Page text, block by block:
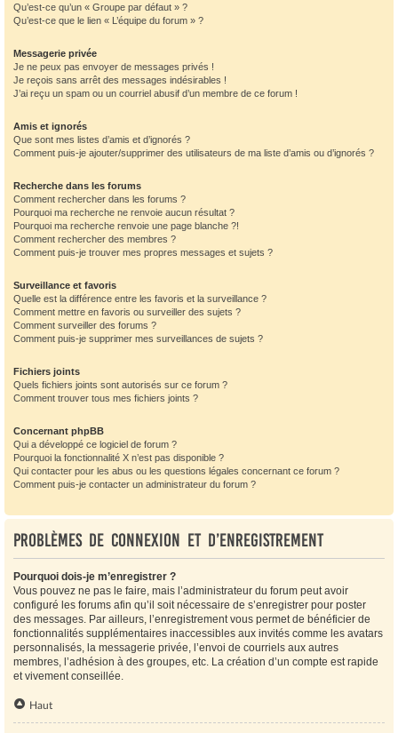
Qu’est-ce qu’un « Groupe par défaut » ?
Qu’est-ce que le lien « L’équipe du forum » ?
Messagerie privée
Je ne peux pas envoyer de messages privés !
Je reçois sans arrêt des messages indésirables !
J’ai reçu un spam ou un courriel abusif d’un membre de ce forum !
Amis et ignorés
Que sont mes listes d’amis et d’ignorés ?
Comment puis-je ajouter/supprimer des utilisateurs de ma liste d’amis ou d’ignorés ?
Recherche dans les forums
Comment rechercher dans les forums ?
Pourquoi ma recherche ne renvoie aucun résultat ?
Pourquoi ma recherche renvoie une page blanche ?!
Comment rechercher des membres ?
Comment puis-je trouver mes propres messages et sujets ?
Surveillance et favoris
Quelle est la différence entre les favoris et la surveillance ?
Comment mettre en favoris ou surveiller des sujets ?
Comment surveiller des forums ?
Comment puis-je supprimer mes surveillances de sujets ?
Fichiers joints
Quels fichiers joints sont autorisés sur ce forum ?
Comment trouver tous mes fichiers joints ?
Concernant phpBB
Qui a développé ce logiciel de forum ?
Pourquoi la fonctionnalité X n’est pas disponible ?
Qui contacter pour les abus ou les questions légales concernant ce forum ?
Comment puis-je contacter un administrateur du forum ?
Problèmes de connexion et d’enregistrement
Pourquoi dois-je m’enregistrer ?
Vous pouvez ne pas le faire, mais l’administrateur du forum peut avoir
configuré les forums afin qu’il soit nécessaire de s’enregistrer pour poster
des messages. Par ailleurs, l’enregistrement vous permet de bénéficier de
fonctionnalités supplémentaires inaccessibles aux invités comme les avatars
personnalisés, la messagerie privée, l’envoi de courriels aux autres
membres, l’adhésion à des groupes, etc. La création d’un compte est rapide
et vivement conseillée.
Haut